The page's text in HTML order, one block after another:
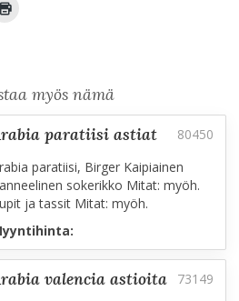
myös nämä
arabia paratiisi astiat
paratiisi, Birger Kaipiainen
sokerikko Mitat: myöh.
ja tassit Mitat: myöh.
arabia valencia astioita